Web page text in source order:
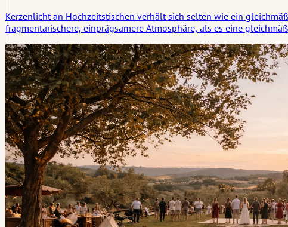
Kerzenlicht an Hochzeitstischen verhält sich selten wie ein
fragmentarischere, einprägsamere Atmosphäre, als es eine